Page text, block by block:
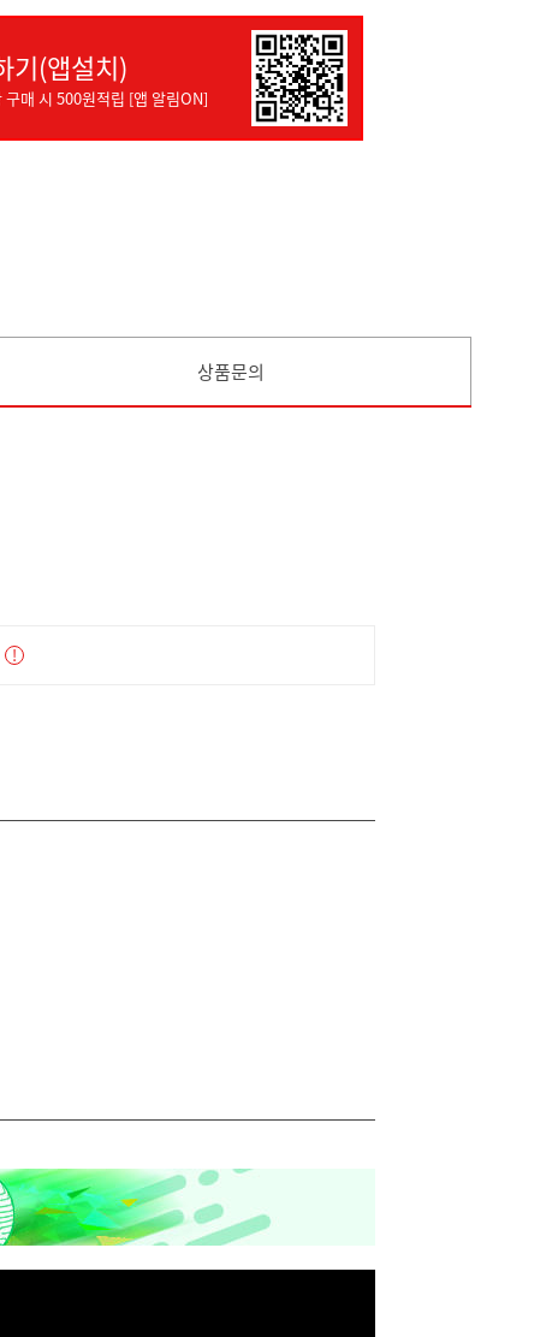
기(앱설치)
매 시 500원적립 [앱 알림ON]
상품문의
!